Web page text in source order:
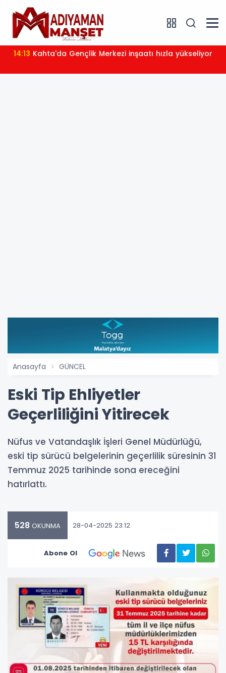
14:13 Kahta'da Gençlik Merkezi inşaatı hızla yükseliyor
Anasayfa GÜNCEL
Eski Tip Ehliyetler
Geçerliliğini Yitirecek
Nüfus ve Vatandaşlık İşleri Genel Müdürlüğü,
eski tip sürücü belgelerinin geçerlilik süresinin 31
Temmuz 2025 tarihinde sona ereceğini
hatırlattı.
528 OKUNMA 28-04-2025 23:12
Abone Ol